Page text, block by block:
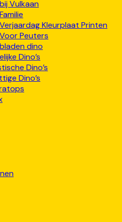
Vulkaan
Kleurplaat Printen
Peuters
dino
Dino’s
Dino’s
Dino’s